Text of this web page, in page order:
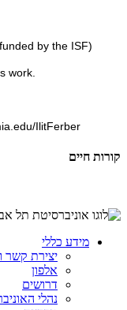
by the ISF)
work.
IlitFerber
קורות חיים
מידע כללי
יצירת קשר
אלפון
דרושים
נהלי